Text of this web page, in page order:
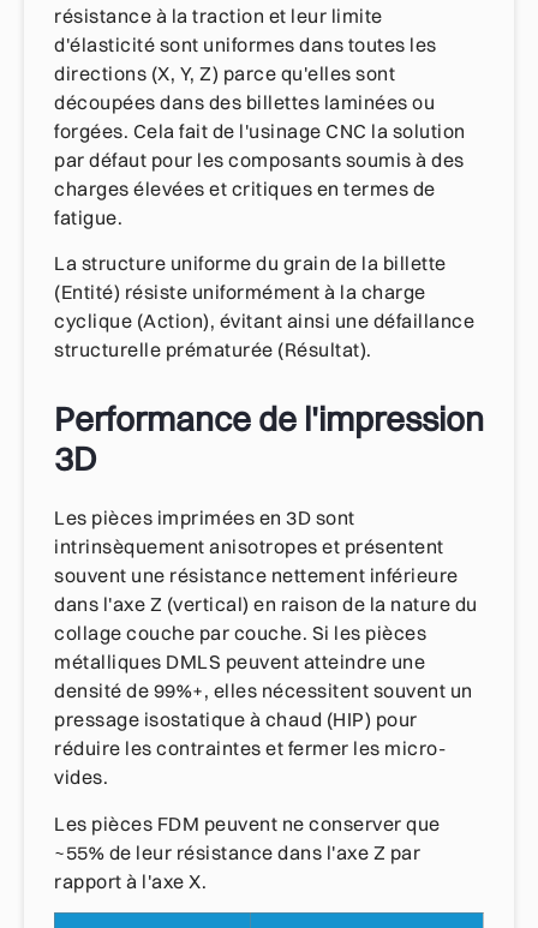
résistance à la traction et leur limite
d'élasticité sont uniformes dans toutes les
directions (X, Y, Z) parce qu'elles sont
découpées dans des billettes laminées ou
forgées. Cela fait de l'usinage CNC la solution
par défaut pour les composants soumis à des
charges élevées et critiques en termes de
fatigue.
La structure uniforme du grain de la billette
(Entité) résiste uniformément à la charge
cyclique (Action), évitant ainsi une défaillance
structurelle prématurée (Résultat).
Performance de l'impression
3D
Les pièces imprimées en 3D sont
intrinsèquement anisotropes et présentent
souvent une résistance nettement inférieure
dans l'axe Z (vertical) en raison de la nature du
collage couche par couche. Si les pièces
métalliques DMLS peuvent atteindre une
densité de 99%+, elles nécessitent souvent un
pressage isostatique à chaud (HIP) pour
réduire les contraintes et fermer les micro-
vides.
Les pièces FDM peuvent ne conserver que
~55% de leur résistance dans l'axe Z par
rapport à l'axe X.